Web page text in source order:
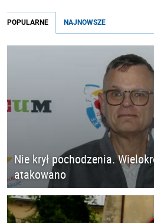
POPULARNE NAJNOWSZE
Nie krył pochodzenia.
atakowano